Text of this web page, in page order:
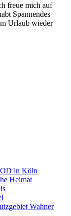
freue mich auf
Spannendes
Urlaub wieder
in Köln
Heimat
Wahner